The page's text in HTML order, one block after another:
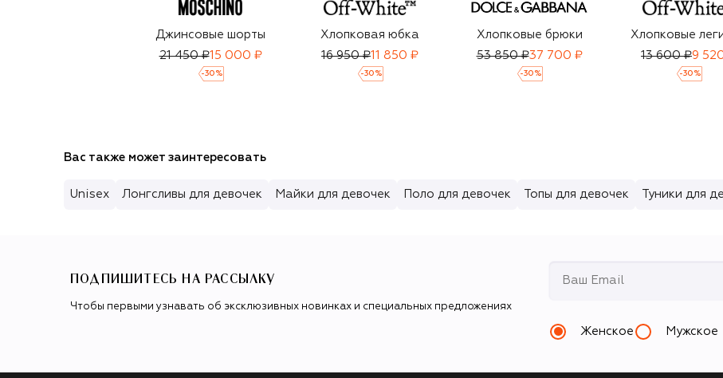
Джинсовые шорты
21 450 ₽15 000 ₽
-30 %
Хлопковая юбка
16 950 ₽11 850 ₽
-30 %
Хлопковые брюки
53 850 ₽37 700 ₽
-30 %
Хлопковые
13 600 ₽9
-30 %
Вас также может заинтересовать
Unisex Лонгсливы для девочек Майки для девочек Поло для девочек Топы для девочек Туники для
ПОДПИШИТЕСЬ НА РАССЫЛКУ
Чтобы первыми узнавать об эксклюзивных новинках и специальных предложениях
Женское Мужское